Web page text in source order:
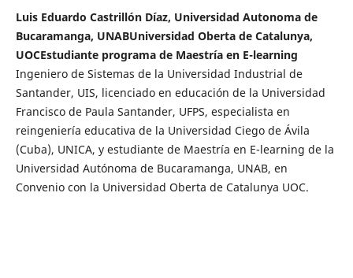
Luis Eduardo Castrillón Díaz, Universidad Autonoma de
Bucaramanga, UNABUniversidad Oberta de Catalunya,
UOCEstudiante programa de Maestría en E-learning
Ingeniero de Sistemas de la Universidad Industrial de
Santander, UIS, licenciado en educación de la Universidad
Francisco de Paula Santander, UFPS, especialista en
reingeniería educativa de la Universidad Ciego de Ávila
(Cuba), UNICA, y estudiante de Maestría en E-learning de la
Universidad Autónoma de Bucaramanga, UNAB, en
Convenio con la Universidad Oberta de Catalunya UOC.